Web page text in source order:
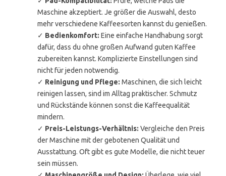
Maschine akzeptiert. Je größer die Auswahl, desto
mehr verschiedene Kaffeesorten kannst du genießen.
✓ Bedienkomfort: Eine einfache Handhabung sorgt
dafür, dass du ohne großen Aufwand guten Kaffee
zubereiten kannst. Komplizierte Einstellungen sind
nicht für jeden notwendig.
✓ Reinigung und Pflege: Maschinen, die sich leicht
reinigen lassen, sind im Alltag praktischer. Schmutz
und Rückstände können sonst die Kaffeequalität
mindern.
✓ Preis-Leistungs-Verhältnis: Vergleiche den Preis
der Maschine mit der gebotenen Qualität und
Ausstattung. Oft gibt es gute Modelle, die nicht teuer
sein müssen.